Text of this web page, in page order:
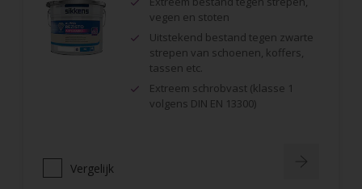
vegen en stoten
Uitstekend bestand tegen zwarte
strepen van schoenen, koffers,
tassen etc.
Extreem schrobvast (klasse 1
volgens DIN EN 13300)
Vergelijk